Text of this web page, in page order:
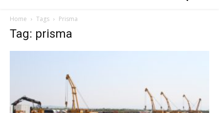
Home Tags Prisma
Tag: prisma